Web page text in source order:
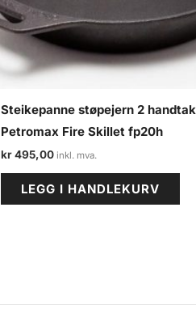
Steikepanne støpejern 2 handtak
Petromax Fire Skillet fp20h
kr495,00
LEGG I HANDLEKURV